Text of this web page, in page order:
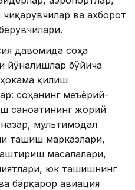
ва ахборот
давомида соҳа
йўналишлар бўйича
қилиш
соҳанинг меъёрий-
саноатининг жорий
мультимодал
ташиш марказлари,
масалалари,
юк ташишнинг
барқарор авиация